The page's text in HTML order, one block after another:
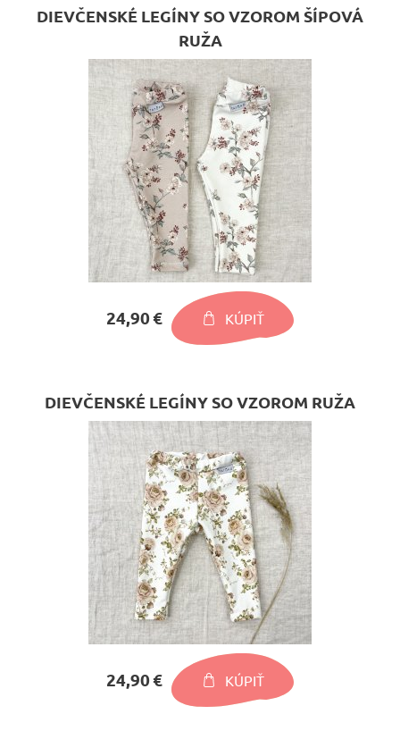
DIEVČENSKÉ LEGÍNY SO VZOROM ŠÍPOVÁ
RUŽA
24,90 € KÚPIŤ
DIEVČENSKÉ LEGÍNY SO VZOROM RUŽA
24,90 € KÚPIŤ